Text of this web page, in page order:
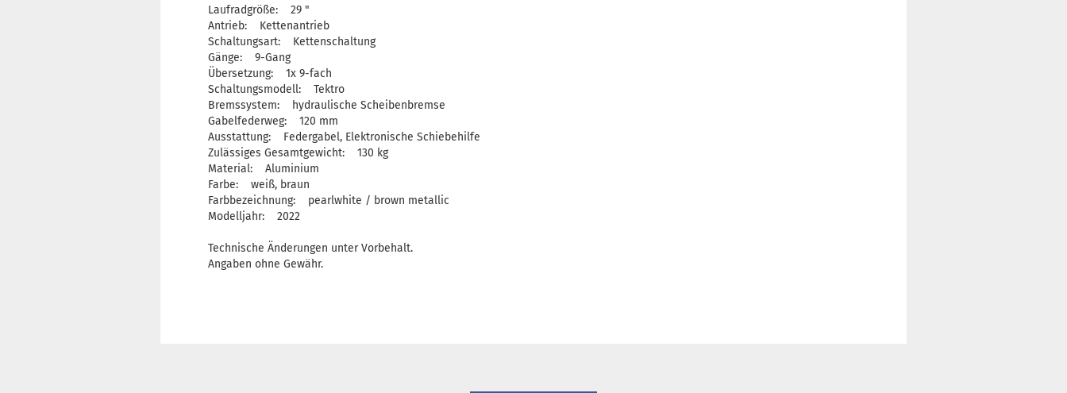
Laufradgröße: 29 "
Antrieb: Kettenantrieb
Schaltungsart: Kettenschaltung
Gänge: 9-Gang
Übersetzung: 1x 9-fach
Schaltungsmodell: Tektro
Bremssystem: hydraulische Scheibenbremse
Gabelfederweg: 120 mm
Ausstattung: Federgabel, Elektronische Schiebehilfe
Zulässiges Gesamtgewicht: 130 kg
Material: Aluminium
Farbe: weiß, braun
Farbbezeichnung: pearlwhite / brown metallic
Modelljahr: 2022
Technische Änderungen unter Vorbehalt.
Angaben ohne Gewähr.